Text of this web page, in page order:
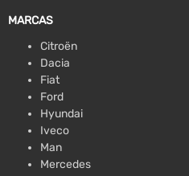
MARCAS
Citroën
Dacia
Fiat
Ford
Hyundai
Iveco
Man
Mercedes